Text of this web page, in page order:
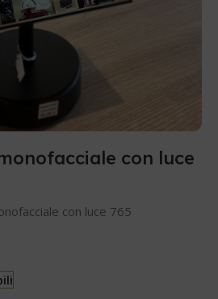
con luce
con luce 765